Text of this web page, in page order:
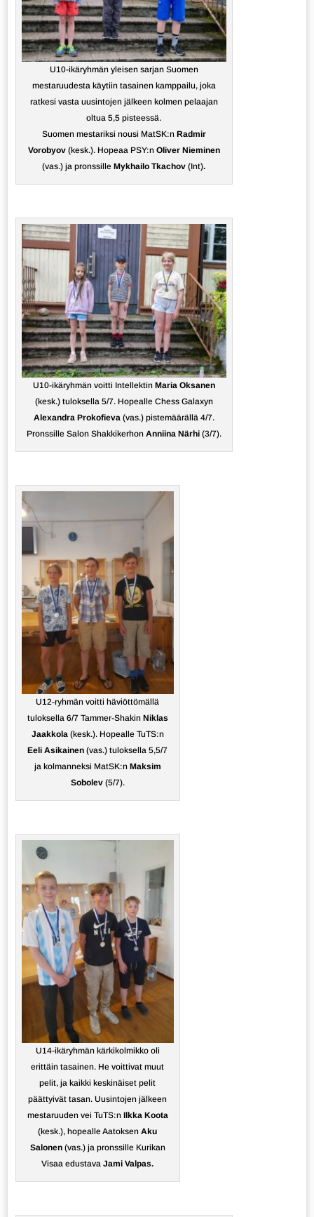
U10-ikäryhmän yleisen sarjan Suomen
mestaruudesta käytiin tasainen kamppailu, joka
ratkesi vasta uusintojen jälkeen kolmen pelaajan
oltua 5,5 pisteessä.
Suomen mestariksi nousi MatSK:n Radmir
Vorobyov(kesk.). Hopeaa PSY:n Oliver Nieminen
(vas.) ja pronssilleMykhailo Tkachov(Int).
U10-ikäryhmän voitti Intellektin Maria Oksanen
(kesk.) tuloksella 5/7. Hopealle Chess Galaxyn
Alexandra Prokofieva (vas.) pistemäärällä 4/7.
Pronssille Salon Shakkikerhon Anniina Närhi(3/7).
U12-ryhmän voitti häviöttömällä
tuloksella 6/7 Tammer-Shakin Niklas
Jaakkola(kesk.). Hopealle TuTS:n
Eeli Asikainen (vas.) tuloksella 5,5/7
ja kolmanneksi MatSK:n Maksim
Sobolev(5/7).
U14-ikäryhmän kärkikolmikko oli
erittäin tasainen. He voittivat muut
pelit, ja kaikki keskinäiset pelit
päättyivät tasan. Uusintojen jälkeen
mestaruuden vei TuTS:n Ilkka Koota
(kesk.), hopealle AatoksenAku
Salonen(vas.) ja pronssille Kurikan
Visaa edustavaJami Valpas.